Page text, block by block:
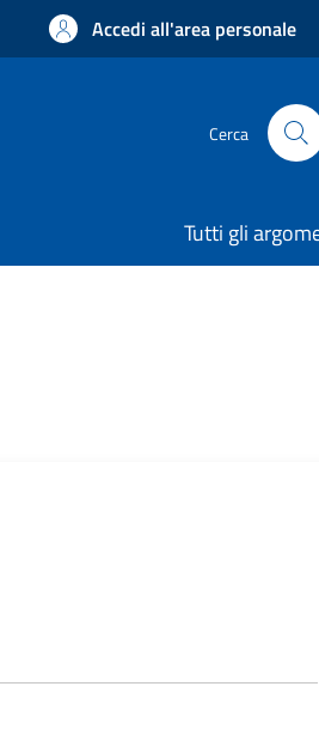
Accedi all'area personale
Cerca
Tutti gli